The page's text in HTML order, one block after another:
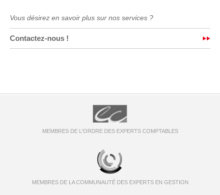
Vous désirez en savoir plus sur nos services ?
Contactez-nous !
MEMBRES DE L'ORDRE DES EXPERTS COMPTABLES
MEMBRES DE LA COMMUNAUTÉ DES EXPERTS EN GESTION